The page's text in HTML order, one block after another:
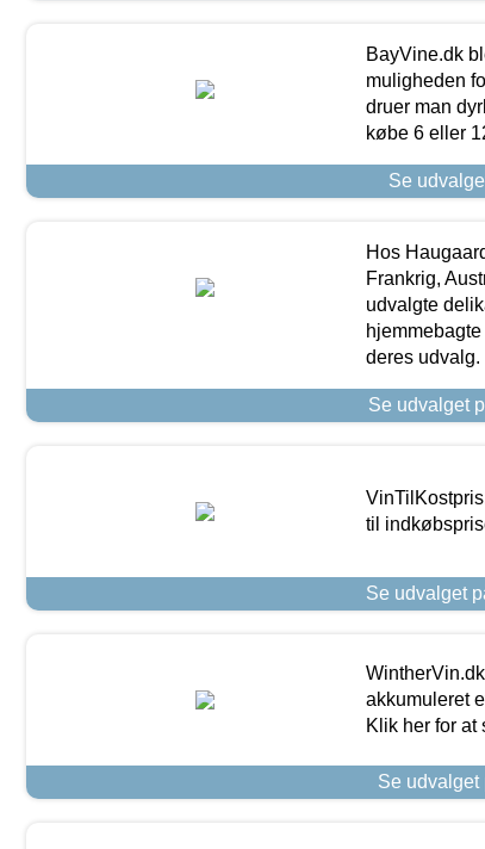
BayVine.dk
muligheden
druer man
købe 6 eller
Se
Hos
Frankrig,
udvalgte
deres udvalg.
Se udvalget
til
Se udvalget
akkumuleret
Klik her for at
Se udvalget